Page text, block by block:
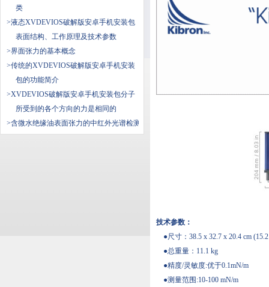
类
>液态XVDEVIOS破解版安卓手机安装包
表面结构、工作原理及技术参数
>界面张力的基本概念
>传统的XVDEVIOS破解版安卓手机安装
包的功能简介
>XVDEVIOS破解版安卓手机安装包分子
所受到的各个方向的力是相同的
>含微水绝缘油表面张力的中红外光谱检测
技术参数：
●尺寸：38.5 x 32.7 x 20.4 cm
●总重量：11.1 kg
●精度/灵敏度:优于0.1mN/m
●测量范围:10-100 mN/m